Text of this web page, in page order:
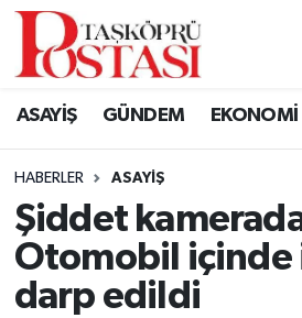
ASAYİŞ GÜNDEM EKONOMİ
HABERLER ASAYIŞ
Şiddet
Otomobil içinde
darp edildi
Kastamonu Vefat Edenler
Araç Haberleri
Azdavay Haberleri